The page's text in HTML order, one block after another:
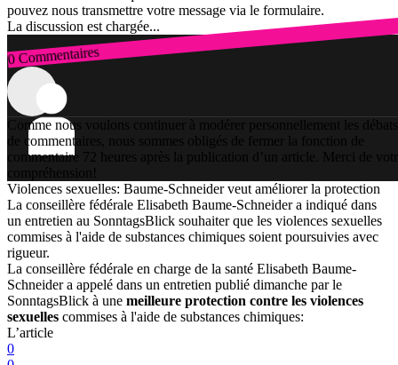
pouvez nous transmettre votre message via le formulaire.
La discussion est chargée...
0 Commentaires
Connexion
Comme nous voulons continuer à modérer personnellement les débats
de commentaires, nous sommes obligés de fermer la fonction de
commentaire 72 heures après la publication d’un article. Merci de
compréhension!
Violences sexuelles: Baume-Schneider veut améliorer la protection
La conseillère fédérale Elisabeth Baume-Schneider a indiqué dans
un entretien au SonntagsBlick souhaiter que les violences sexuelles
commises à l'aide de substances chimiques soient poursuivies avec
rigueur.
La conseillère fédérale en charge de la santé Elisabeth Baume-
Schneider a appelé dans un entretien publié dimanche par le
SonntagsBlick à une meilleure protection contre les violences
sexuelles commises à l'aide de substances chimiques:
L’article
0